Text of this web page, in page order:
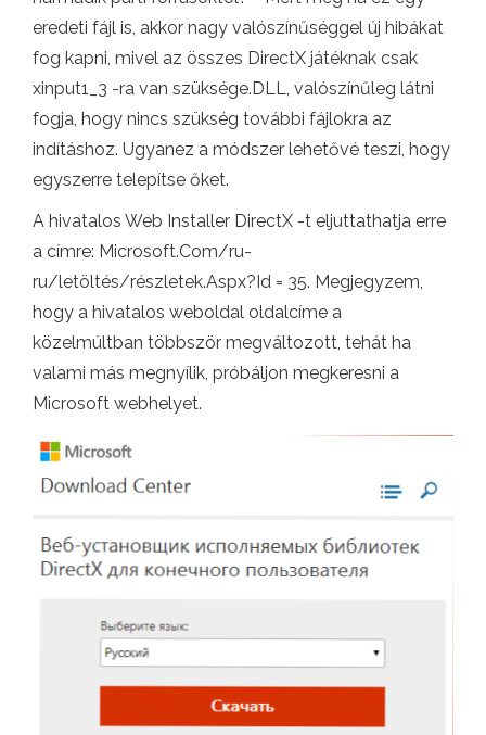
eredeti fájl is, akkor nagy valószínűséggel új hibákat
fog kapni, mivel az összes DirectX játéknak csak
xinput1_3 -ra van szüksége.DLL, valószínűleg látni
fogja, hogy nincs szükség további fájlokra az
indításhoz. Ugyanez a módszer lehetővé teszi, hogy
egyszerre telepítse őket.
A hivatalos Web Installer DirectX -t eljuttathatja erre
a címre: Microsoft.Com/ru-
ru/letöltés/részletek.Aspx?Id = 35. Megjegyzem,
hogy a hivatalos weboldal oldalcíme a
közelmúltban többször megváltozott, tehát ha
valami más megnyílik, próbáljon megkeresni a
Microsoft webhelyet.